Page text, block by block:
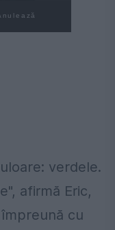
verdele.
afirmă Eric,
cu